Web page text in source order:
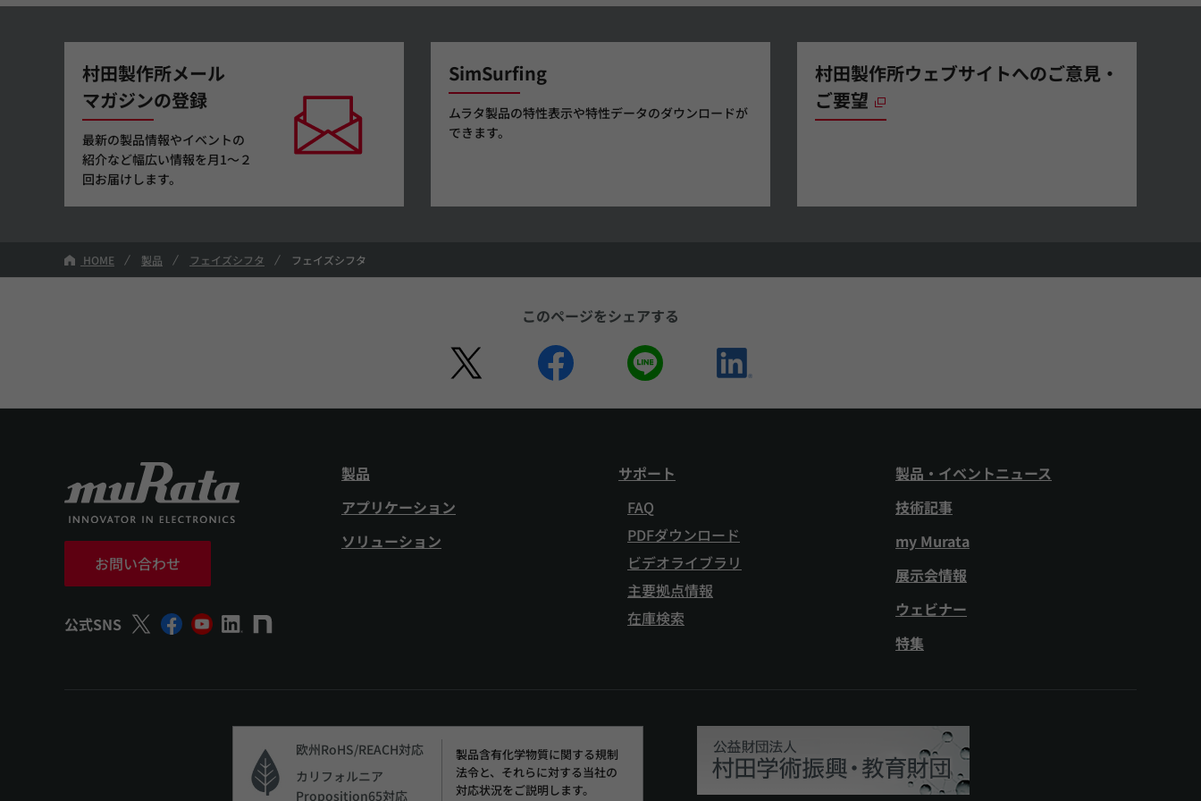
村田製作所メール
マガジンの登録
最新の製品情報やイベントの
紹介など幅広い情報を月1～２
回お届けします。
SimSurfing
ムラタ製品の特性表示や特性データのダウンロードが
できます。
村田製作所ウェブサイトへのご意見・
ご要望
HOME 製品 フェイズシフタ フェイズシフタ
このページをシェアする
お問い合わせ
公式SNS
製品
アプリケーション
ソリューション
サポート
FAQ
PDFダウンロード
ビデオライブラリ
主要拠点情報
在庫検索
製品・イベントニュース
技術記事
my Murata
展示会情報
ウェビナー
特集
欧州RoHS/REACH対応
カリフォルニア
Proposition65対応
製品含有化学物質に関する規制
法令と、それらに対する当社の
対応状況をご説明します。